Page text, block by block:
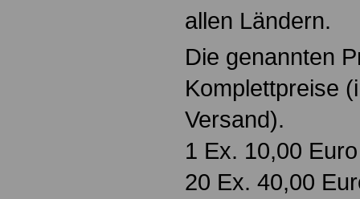
allen Ländern.
Die genannten
Komplettpreise
Versand).
1 Ex. 10,00 Euro
20 Ex. 40,00